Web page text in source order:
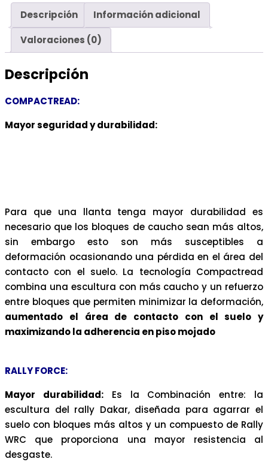
Descripción
Información adicional
Valoraciones (0)
Descripción
COMPACTREAD:
Mayor seguridad y durabilidad:
Para que una llanta tenga mayor durabilidad es
necesario que los bloques de caucho sean más altos,
sin embargo esto son más susceptibles a
deformación ocasionando una pérdida en el área del
contacto con el suelo. La tecnología Compactread
combina una escultura con más caucho y un refuerzo
entre bloques que permiten minimizar la deformación,
aumentado el área de contacto con el suelo y
maximizando la adherencia en piso mojado
RALLY FORCE:
Mayor durabilidad:Es la Combinación entre: la
escultura del rally Dakar, diseñada para agarrar el
suelo con bloques más altos y un compuesto de Rally
WRC que proporciona una mayor resistencia al
desgaste.